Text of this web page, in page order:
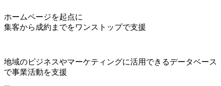
ホームページを起点に
集客から成約までをワンストップで支援
地域のビジネスやマーケティングに活用できるデータベース
で事業活動を支援